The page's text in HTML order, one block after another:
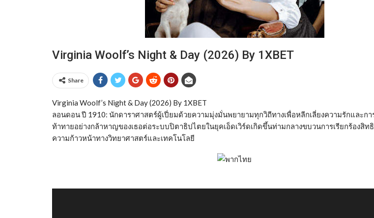
Virginia Woolf’s Night & Day (2026) By 1XBET
Share
Virginia Woolf’s Night & Day (2026) By 1XBET
ลอนดอน ปี 1910: นักดาราศาสตร์ผู้เปี่ยมด้วยความมุ่งมั่นพยายามทุกวิถีทางเพื่อหลีกเลี่ยงความรักและกา
ท้าทายอย่างกล้าหาญของเธอต่อระบบปิตาธิปไตยในยุคเอ็ดเวิร์ดเกิดขึ้นท่ามกลางขบวนการเรียกร้องสิท
ความก้าวหน้าทางวิทยาศาสตร์และเทคโนโลยี